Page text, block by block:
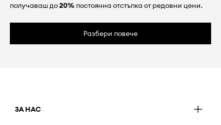
получаваш до20% постоянна отстъпка от редовни цени.
Разбери повече
ЗА НАС